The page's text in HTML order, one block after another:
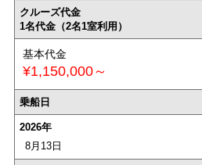
クルーズ代金
1名代金（2名1室利用）
基本代金
¥1,150,000～
乗船日
2026年
8月13日